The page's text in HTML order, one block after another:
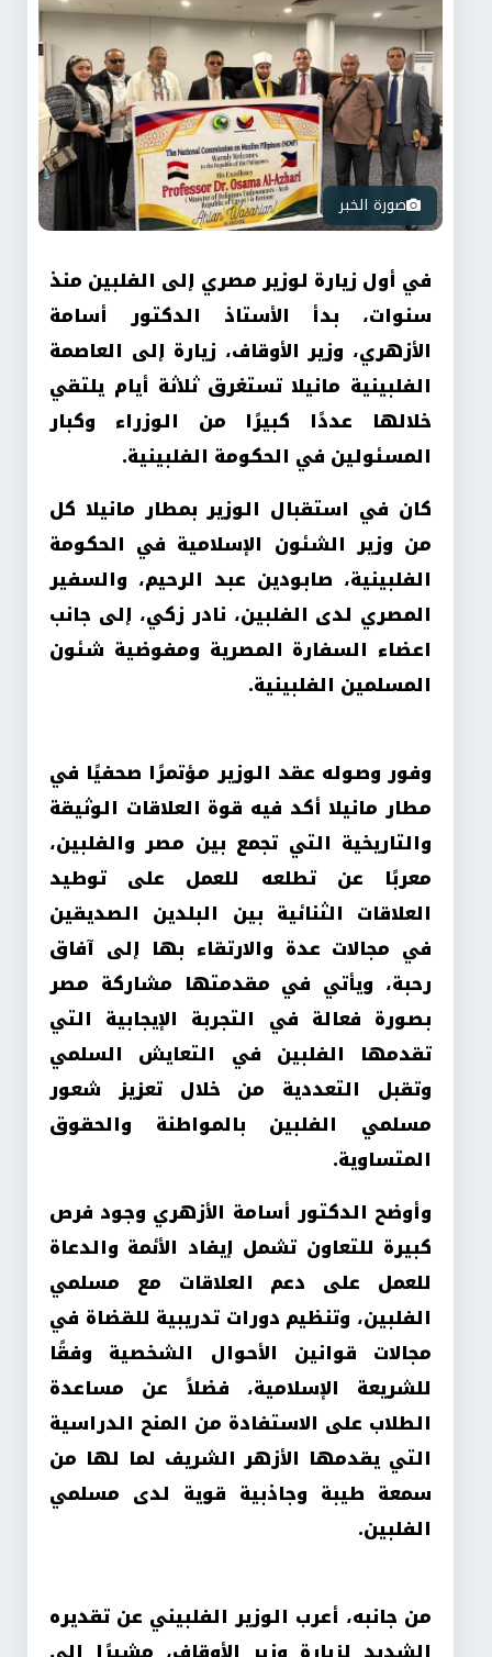
صورة الخبر
في أول زيارة لوزير مصري إلى الفلبين منذ
سنوات، بدأ الأستاذ الدكتور أسامة
الأزهري، وزير الأوقاف، زيارة إلى العاصمة
الفلبينية مانيلا تستغرق ثلاثة أيام يلتقي
خلالها عددًا كبيرًا من الوزراء وكبار
المسئولين في الحكومة الفلبينية.
كان في استقبال الوزير بمطار مانيلا كل
من وزير الشئون الإسلامية في الحكومة
الفلبينية، صابودين عبد الرحيم، والسفير
المصري لدى الفلبين، نادر زكي، إلى جانب
اعضاء السفارة المصرية ومفوضية شئون
المسلمين الفلبينية.
وفور وصوله عقد الوزير مؤتمرًا صحفيًا في
مطار مانيلا أكد فيه قوة العلاقات الوثيقة
والتاريخية التي تجمع بين مصر والفلبين،
معربًا عن تطلعه للعمل على توطيد
العلاقات الثنائية بين البلدين الصديقين
في مجالات عدة والارتقاء بها إلى آفاق
رحبة، ويأتي في مقدمتها مشاركة مصر
بصورة فعالة في التجربة الإيجابية التي
تقدمها الفلبين في التعايش السلمي
وتقبل التعددية من خلال تعزيز شعور
مسلمي الفلبين بالمواطنة والحقوق
المتساوية.
وأوضح الدكتور أسامة الأزهري وجود فرص
كبيرة للتعاون تشمل إيفاد الأئمة والدعاة
للعمل على دعم العلاقات مع مسلمي
الفلبين، وتنظيم دورات تدريبية للقضاة في
مجالات قوانين الأحوال الشخصية وفقًا
للشريعة الإسلامية، فضلاً عن مساعدة
الطلاب على الاستفادة من المنح الدراسية
التي يقدمها الأزهر الشريف لما لها من
سمعة طيبة وجاذبية قوية لدى مسلمي
الفلبين.
من جانبه، أعرب الوزير الفلبيني عن تقديره